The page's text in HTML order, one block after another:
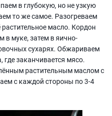
в глубокую, но не узкую
то же самое. Разогреваем
масло. Кордон
в муке, затем в яично-
сухарях. Обжариваем
заканчивается мясо.
растительным маслом с
с каждой стороны по 3-4